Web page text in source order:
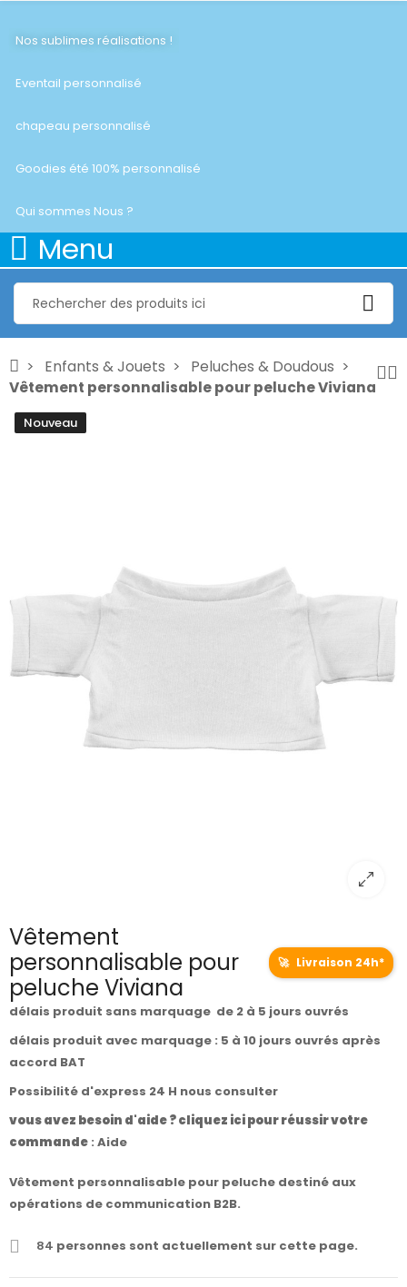
Nos sublimes réalisations !
Eventail personnalisé
chapeau personnalisé
Goodies été 100% personnalisé
Qui sommes Nous ?
Menu
Enfants & Jouets
Peluches & Doudous
Vêtement personnalisable pour peluche Viviana
Nouveau
Vêtement
personnalisable pour
peluche Viviana
🚀 Livraison 24h*
délais produit sans marquage de 2 à 5 jours ouvrés
délais produit avec marquage : 5 à 10 jours ouvrés après
accord BAT
Possibilité d'express 24 H nous consulter
vous avez besoin d'aide ? cliquez ici pour réussir votre
commande : Aide
Vêtement personnalisable pour peluche destiné aux
opérations de communication B2B.
84 personnes sont actuellement sur cette page.